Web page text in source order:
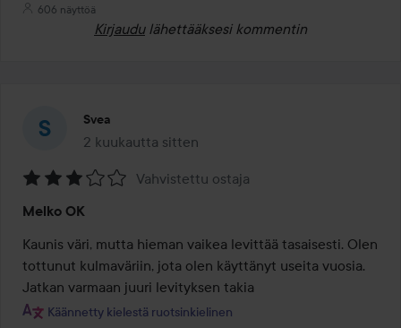
606 näyttöä
Kirjaudu lähettääksesi kommentin
Svea
2 kuukautta sitten
Viesti luotiin 2 kuukautta sitten
3
/
5
Vahvistettu ostaja
Melko OK
Kaunis väri, mutta hieman vaikea levittää tasaisesti. Olen
tottunut kulmaväriin, jota olen käyttänyt useita vuosia.
Jatkan varmaan juuri levityksen takia
Käännetty kielestä ruotsinkielinen